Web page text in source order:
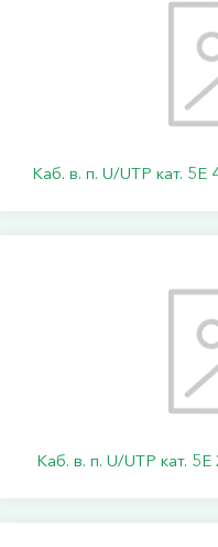
Каб. в. п. U/UTP кат.
Каб. в. п. U/UTP кат.